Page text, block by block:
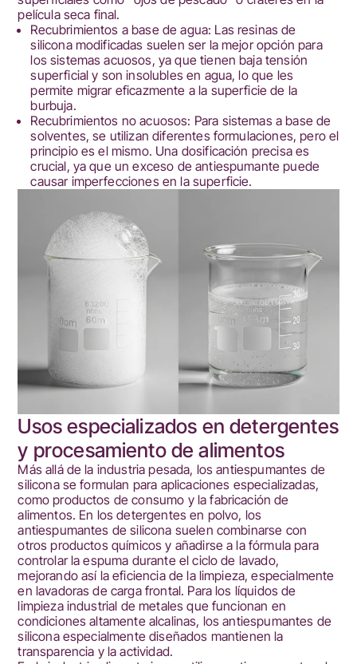
película seca final.
Recubrimientos a base de agua: Las resinas de
silicona modificadas suelen ser la mejor opción para
los sistemas acuosos, ya que tienen baja tensión
superficial y son insolubles en agua, lo que les
permite migrar eficazmente a la superficie de la
burbuja.
Recubrimientos no acuosos: Para sistemas a base de
solventes, se utilizan diferentes formulaciones, pero el
principio es el mismo. Una dosificación precisa es
crucial, ya que un exceso de antiespumante puede
causar imperfecciones en la superficie.
Usos especializados en detergentes
y procesamiento de alimentos
Más allá de la industria pesada, los antiespumantes de
silicona se formulan para aplicaciones especializadas,
como productos de consumo y la fabricación de
alimentos. En los detergentes en polvo, los
antiespumantes de silicona suelen combinarse con
otros productos químicos y añadirse a la fórmula para
controlar la espuma durante el ciclo de lavado,
mejorando así la eficiencia de la limpieza, especialmente
en lavadoras de carga frontal. Para los líquidos de
limpieza industrial de metales que funcionan en
condiciones altamente alcalinas, los antiespumantes de
silicona especialmente diseñados mantienen la
transparencia y la actividad.